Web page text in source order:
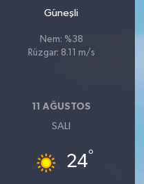
Güneşli
Nem: %38
Rüzgar: 8.11 m/s
11 AĞUSTOS
SALI
24°